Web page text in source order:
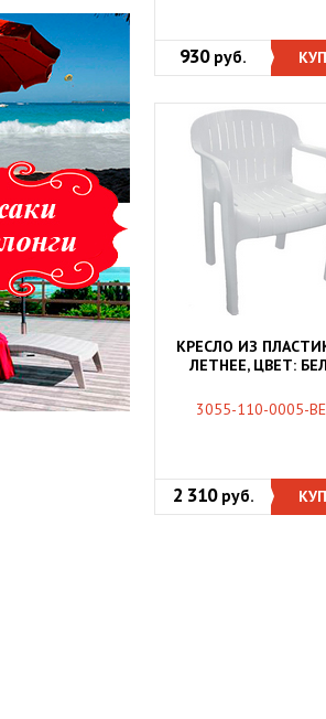
930 руб.
КРЕСЛО ИЗ
ЛЕТНЕЕ, ЦВЕТ:
3055-110-0005-
2 310 руб.